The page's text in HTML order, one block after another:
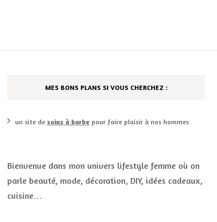
MES BONS PLANS SI VOUS CHERCHEZ :
un site de soins à barbe pour faire plaisir à nos hommes
Bienvenue dans mon univers lifestyle femme où on
parle beauté, mode, décoration, DIY, idées cadeaux,
cuisine…